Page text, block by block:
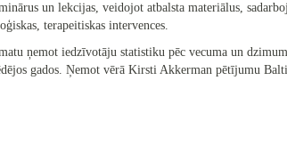
un lekcijas, veidojot atbalsta materiālus,
terapeitiskas intervences.
ņemot iedzīvotāju statistiku pēc vecuma un
gados. Ņemot vērā Kirsti Akkerman pētījumu